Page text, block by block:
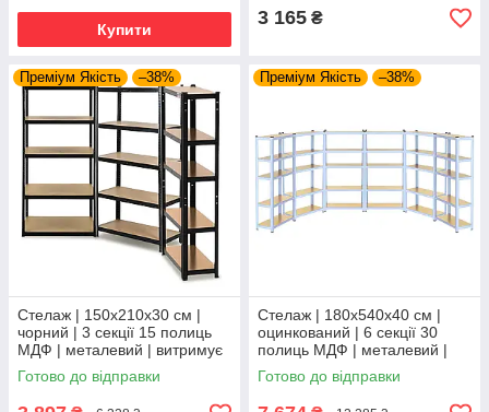
Купити
3 165 ₴
Преміум Якість –38%
Стелаж | 150х210х30 см |
чорний | 3 секції 15 полиць
МДФ | металевий | витримує
150 кг на полицю |
універсальний
Готово до відправки
Преміум Якість –38%
Стелаж | 180х540х40 см |
оцинкований | 6 секції 30
полиць МДФ | металевий |
витримує 175 кг на полицю |
універсальний
Готово до відправки